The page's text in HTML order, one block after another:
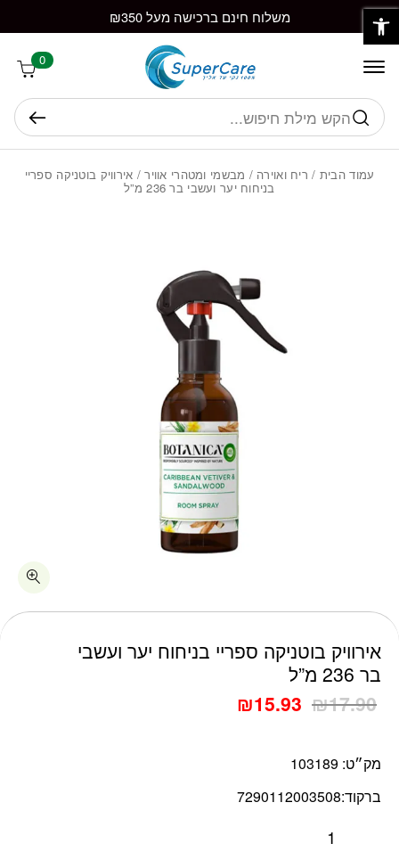
Skip to Content משלוח חינם ברכישה מעל ₪350
0
חיפוש
עמוד הבית / ריח ואוירה / מבשמי ומטהרי אוויר/ אירוויק בוטניקה ספריי
בניחוח יער ועשבי בר 236 מ”ל
אירוויק בוטניקה ספריי בניחוח יער ועשבי
בר 236 מ”ל
₪17.90
₪15.93
מק״ט: 103189
ברקוד:7290112003508
כמות אירוויק בוטניקה ספריי בניחוח יער ועשבי בר 236 מ"ל
בחזרה למעלה
פתח סרגל נגישות